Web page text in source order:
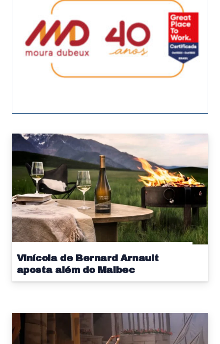
Vinícola de Bernard Arnault
aposta além do Malbec